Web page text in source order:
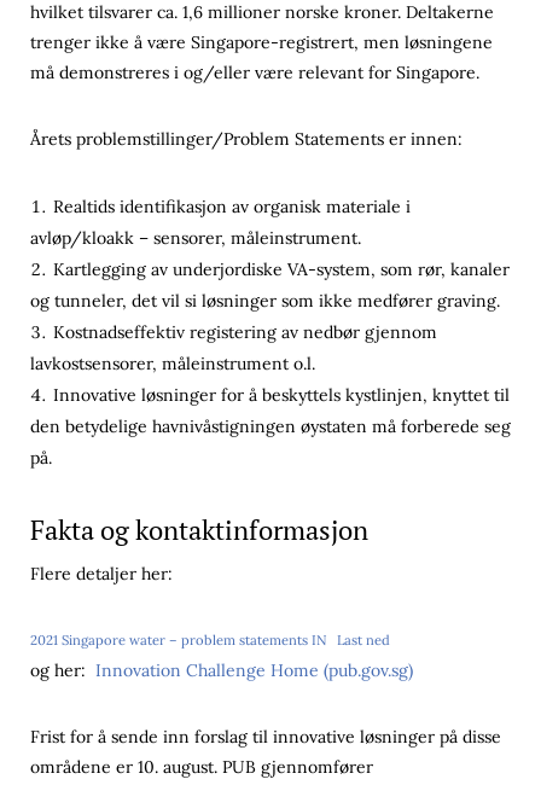
hvilket tilsvarer ca. 1,6 millioner norske kroner. Deltakerne
trenger ikke å være Singapore-registrert, men løsningene
må demonstreres i og/eller være relevant for Singapore.
Årets problemstillinger/Problem Statements er innen:
Realtids identifikasjon av organisk materiale i
avløp/kloakk – sensorer, måleinstrument.
Kartlegging av underjordiske VA-system, som rør, kanaler
og tunneler, det vil si løsninger som ikke medfører graving.
Kostnadseffektiv registering av nedbør gjennom
lavkostsensorer, måleinstrument o.l.
Innovative løsninger for å beskyttels kystlinjen, knyttet til
den betydelige havnivåstigningen øystaten må forberede seg
på.
Fakta og kontaktinformasjon
Flere detaljer her:
2021 Singapore water – problem statements IN Last ned
og her: Innovation Challenge Home (pub.gov.sg)
Frist for å sende inn forslag til innovative løsninger på disse
områdene er 10. august. PUB gjennomfører